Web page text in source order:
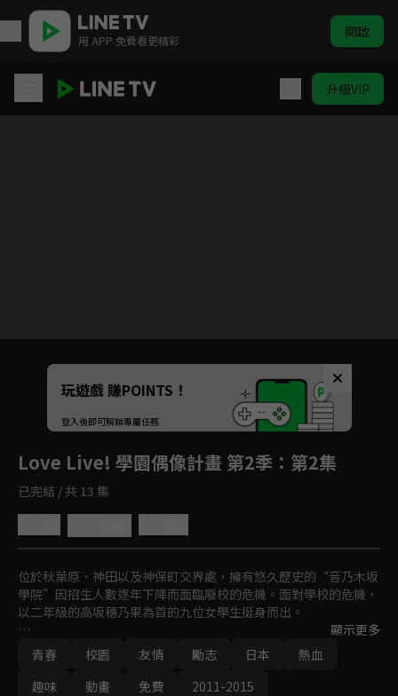
用 APP 免費看更精彩 開啟
升級VIP
Unmute
如有不便請見諒
玩遊戲 賺POINTS！
登入後即可解鎖專屬任務
Love Live! 學園偶像計畫 第2季 ：第2集
已完結 / 共 13 集
位於秋葉原、神田以及神保町交界處，擁有悠久歷史的“音乃木坂
學院”因招生人數逐年下降而面臨廢校的危機。面對學校的危機，
以二年級的高坂穗乃果為首的九位女學生挺身而出。
「為了守護我們最喜歡的學校，我們能做得到的……就是成為偶
像！成為偶像來替學校宣傳，增加入學人數！」就這樣，少女們
「大家一起實現的故事 」(學園偶像計畫)就此開始！
顯示更多
青春
校園 友情 勵志 日本
熱血
趣味
動畫 免費 2011-2015